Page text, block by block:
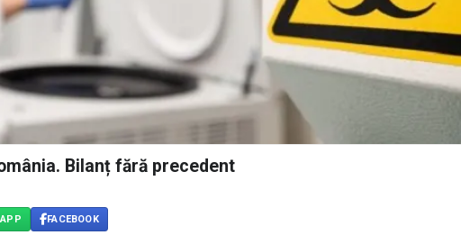
Bilanț fără precedent
FACEBOOK